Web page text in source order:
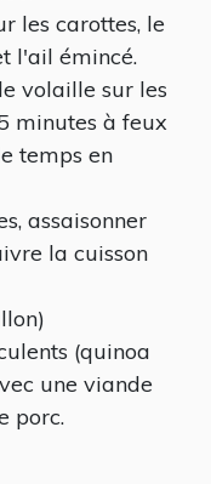
les carottes, le
l'ail émincé.
volaille sur les
minutes à feux
temps en
assaisonner
la cuisson
(quinoa
une viande
porc.